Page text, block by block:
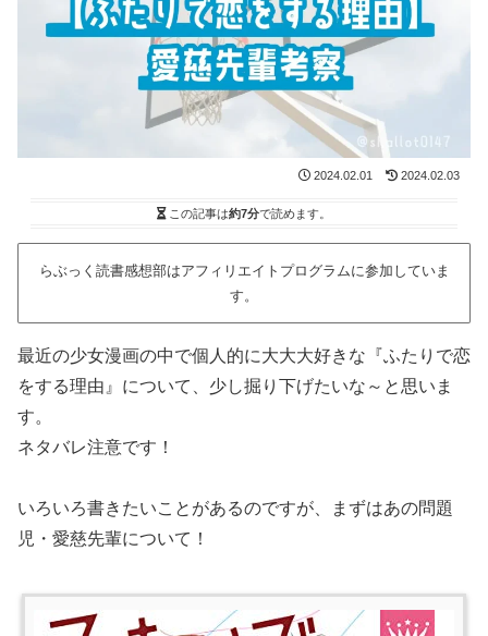
2024.02.01 2024.02.03
この記事は約7分で読めます。
らぶっく読書感想部はアフィリエイトプログラムに参加していま
す。
最近の少女漫画の中で個人的に大大大好きな『ふたりで恋
をする理由』について、少し掘り下げたいな～と思いま
す。
ネタバレ注意です！
いろいろ書きたいことがあるのですが、まずはあの問題
児・愛慈先輩について！